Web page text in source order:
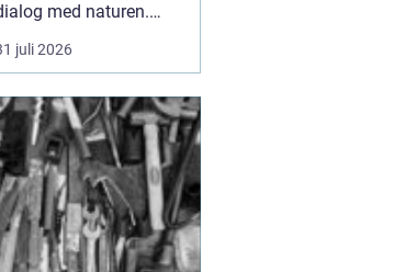
med naturen.
Berg i dagen, tallar,
nivåskillnader och utsikt
unik. Den som
Arkitekt Nacka
ofta någ...
juli 2026